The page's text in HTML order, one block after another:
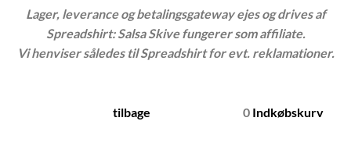
Lager, leverance og betalingsgateway ejes og drives af
Spreadshirt: Salsa Skive fungerer som affiliate.
Vi henviser således til Spreadshirt for evt. reklamationer.
tilbage 0 Indkøbskurv